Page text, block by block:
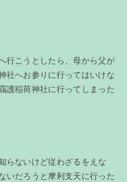
行こうとしたら、母から父が
社へお参りに行ってはいけな
護稲荷神社に行ってしまった
らないけど従わざるをえな
いだろうと摩利支天に行った